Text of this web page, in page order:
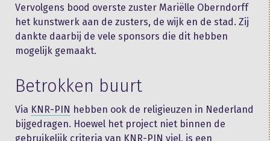
Vervolgens bood overste zuster Mariëlle Oberndorff
het kunstwerk aan de zusters, de wijk en de stad. Zij
dankte daarbij de vele sponsors die dit hebben
mogelijk gemaakt.
Betrokken buurt
Via KNR-PIN hebben ook de religieuzen in Nederland
bijgedragen. Hoewel het project niet binnen de
gebruikelijk criteria van KNR-PIN viel, is een